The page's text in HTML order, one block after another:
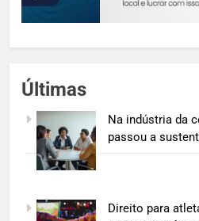
Últimas
Na indústria da
passou a
Direito para